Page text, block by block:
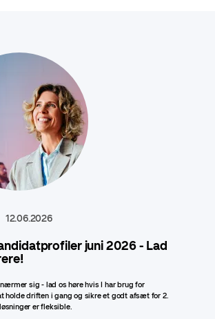
12.06.2026
juni 2026 - Lad
sig - lad os høre hvis I har brug for
holde driften i gang og sikre et godt afsæt for 2.
er fleksible.